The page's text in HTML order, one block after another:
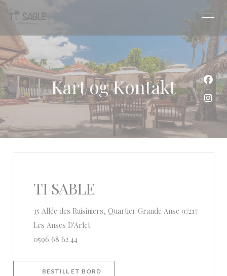
Kart og Kontakt
TI SABLE
35 Allée des Raisiniers, Quartier Grande Anse 97217
Les Anses D'Arlet((åpner i et nytt vindu))
0596 68 62 44
BESTILL ET BORD